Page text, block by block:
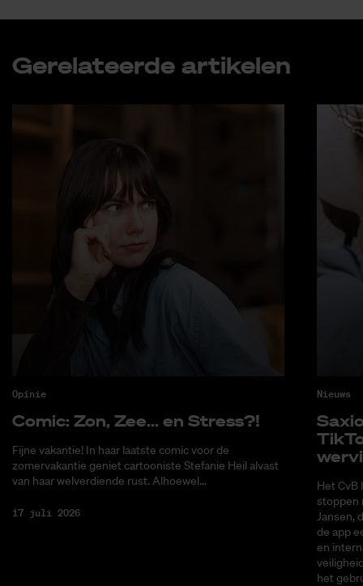
Ge­re­la­teer­de ar­ti­ke­len
Opinie
Co­mic: Zon, Zee... en Stress?!
Fijne vakantie! In haar laatste comic voor de
zomervakantie geniet cartooniste Stefanie Heil alvast
van haar welverdiende rust. Alhoewel...
17 juli 2026
Nieuws
Het CvB
stoppen
Jansen,
de app
en
het